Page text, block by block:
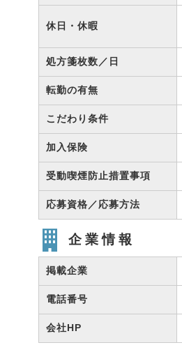
休日・休暇
処方箋枚数／日
転勤の有無
こだわり条件
加入保険
受動喫煙防止措置事項
応募資格／応募方法
企業情報
掲載企業
電話番号
会社HP